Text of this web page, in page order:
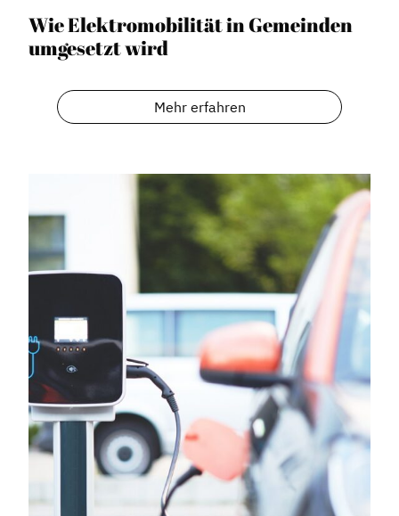
Wie Elektromobilität in Gemeinden
umgesetzt wird
Mehr erfahren